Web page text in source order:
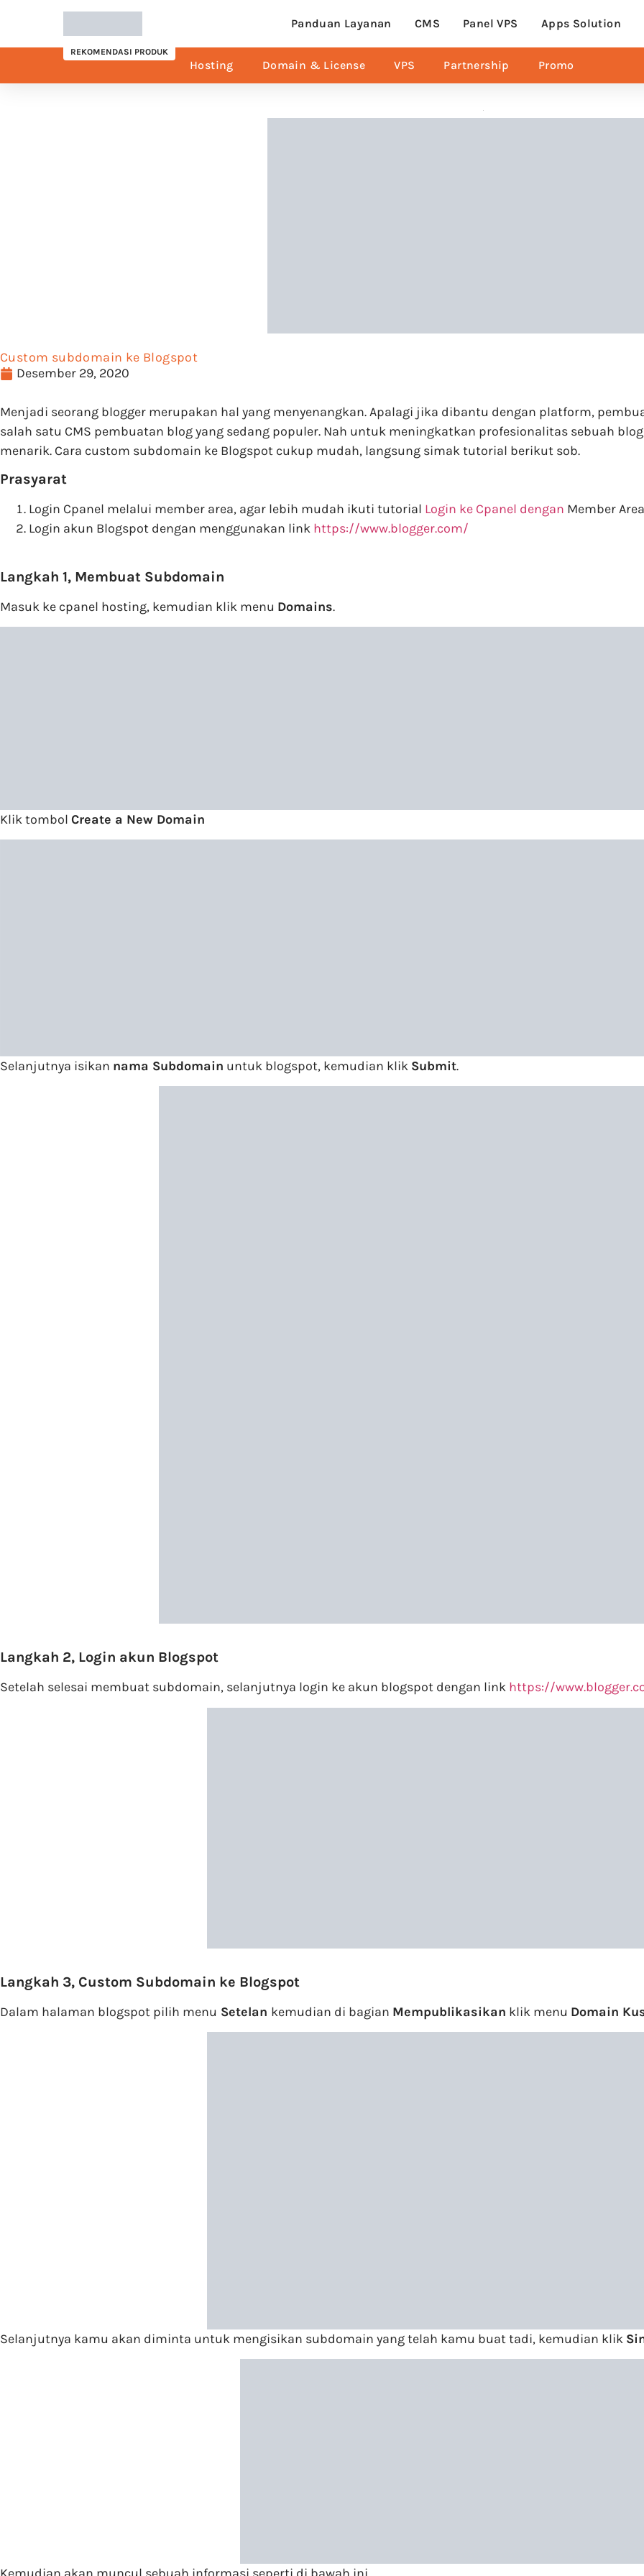
Panduan Layanan CMS Panel VPS Apps Solution
REKOMENDASI PRODUK
Hosting Domain & License VPS Partnership Promo
Custom subdomain ke Blogspot
Desember 29, 2020
Menjadi seorang blogger merupakan hal yang menyenangkan. Apalagi jika dibantu dengan platform,
salah satu CMS pembuatan blog yang sedang populer. Nah untuk meningkatkan profesionalitas sebuah
menarik. Cara custom subdomain ke Blogspot cukup mudah, langsung simak tutorial berikut sob.
Prasyarat
Login Cpanel melalui member area, agar lebih mudah ikuti tutorial Login ke Cpanel dengan Member
Login akun Blogspot dengan menggunakan link https://www.blogger.com/
Langkah 1, Membuat Subdomain
Masuk ke cpanel hosting, kemudian klik menu Domains.
Klik tombol Create a New Domain
Selanjutnya isikan nama Subdomain untuk blogspot, kemudian klik Submit.
Langkah 2, Login akun Blogspot
Setelah selesai membuat subdomain, selanjutnya login ke akun blogspot dengan link https://
Langkah 3, Custom Subdomain ke Blogspot
Dalam halaman blogspot pilih menu Setelan kemudian di bagian Mempublikasikan klik menu Domain
Selanjutnya kamu akan diminta untuk mengisikan subdomain yang telah kamu buat tadi, kemudian klik